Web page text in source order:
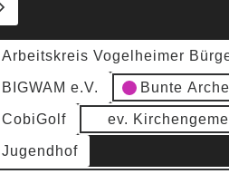
Arbeitskreis Vogelheimer
BIGWAM e.V. Bunte Arche
CobiGolf ev.
Jugendhof